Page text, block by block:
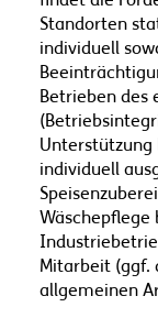
Standorten
individuell
Betrieben des
Unterstützung
individuell
Wäschepflege
Mitarbeit (ggf.
allgemeinen